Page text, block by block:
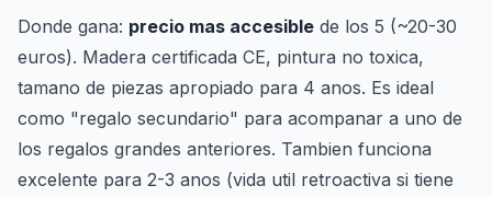
Donde gana: precio mas accesible de los 5 (~20-30
euros). Madera certificada CE, pintura no toxica,
tamano de piezas apropiado para 4 anos. Es ideal
como "regalo secundario" para acompanar a uno de
los regalos grandes anteriores. Tambien funciona
excelente para 2-3 anos (vida util retroactiva si tiene